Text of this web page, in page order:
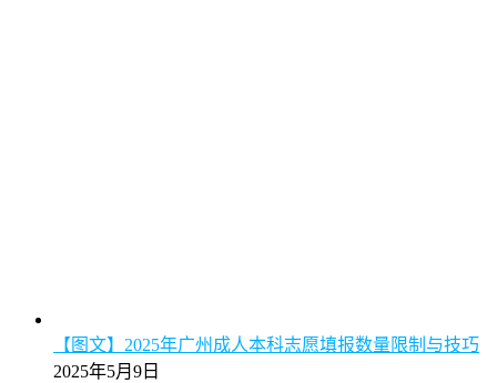
【图文】2025年广州成人本科志愿填报数量限制与技巧
2025年5月9日